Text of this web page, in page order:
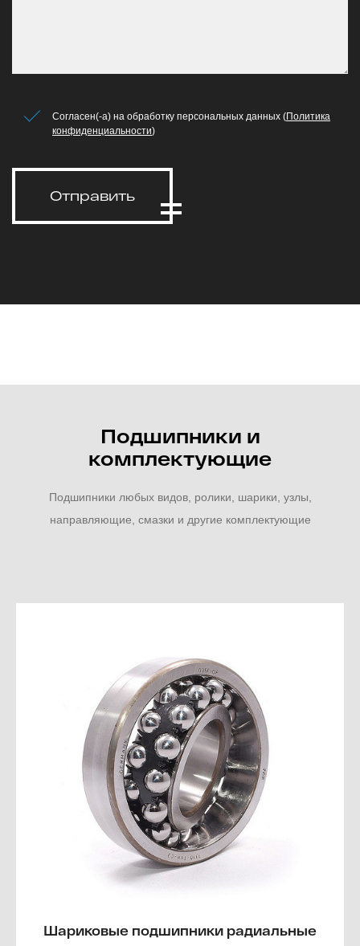
Согласен(-а) на обработку персональных данных (Политика
конфиденциальности)
Отправить
Подшипники и
комплектующие
Подшипники любых видов, ролики, шарики, узлы,
направляющие, смазки и другие комплектующие
Шариковые подшипники радиальные